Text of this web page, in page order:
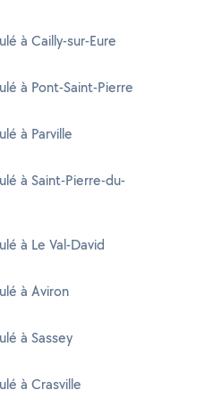
à Cailly-sur-Eure
à Pont-Saint-Pierre
à Parville
à Saint-Pierre-du-
à Le Val-David
à Aviron
à Sassey
à Crasville